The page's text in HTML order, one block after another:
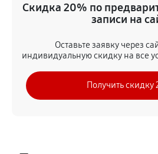
1620 руб 60
1620 руб 60
Скидка 20% по
записи на
Оставьте заявку через
индивидуальную скидку на все
Получить скидку